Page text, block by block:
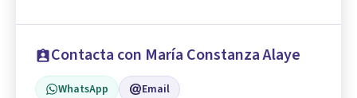
Contacta con María Constanza Alaye
WhatsApp Email